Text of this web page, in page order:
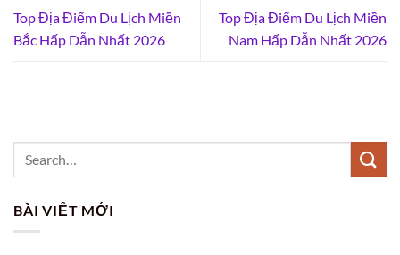
Top Địa Điểm Du Lịch Miền
Bắc Hấp Dẫn Nhất 2026
Top Địa Điểm Du Lịch Miền
Nam Hấp Dẫn Nhất 2026
BÀI VIẾT MỚI